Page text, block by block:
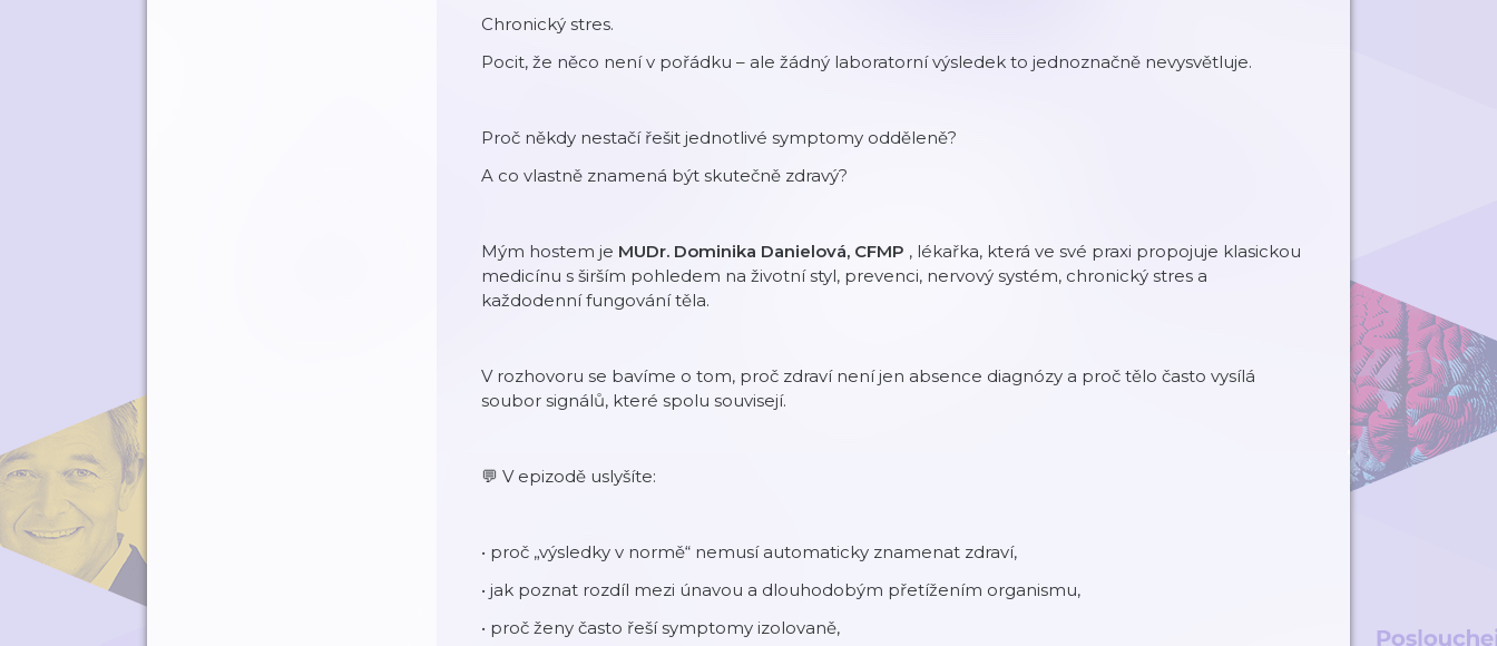
Chronický stres.
Pocit, že něco není v pořádku – ale žádný laboratorní výsledek to jednoznačně nevysvětluje.
Proč někdy nestačí řešit jednotlivé symptomy odděleně?
A co vlastně znamená být skutečně zdravý?
Mým hostem je MUDr. Dominika Danielová, CFMP , lékařka, která ve své praxi propojuje klasickou
medicínu s širším pohledem na životní styl, prevenci, nervový systém, chronický stres a
každodenní fungování těla.
V rozhovoru se bavíme o tom, proč zdraví není jen absence diagnózy a proč tělo často vysílá
soubor signálů, které spolu souvisejí.
💬 V epizodě uslyšíte:
• proč „výsledky v normě“ nemusí automaticky znamenat zdraví,
• jak poznat rozdíl mezi únavou a dlouhodobým přetížením organismu,
• proč ženy často řeší symptomy izolovaně,